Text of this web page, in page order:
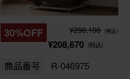
30%OFF ¥298,100 (税込)
¥208,670 (税込)
商品番号 R-046975